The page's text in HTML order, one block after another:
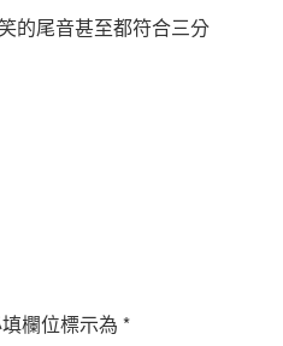
的尾音甚至都符合三分
欄位標示為 *